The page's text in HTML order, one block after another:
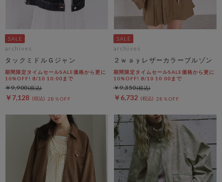
archives
タックミドルＧジャン
期間限定タイムセールSALE価格から更に
10%OFF! 8/10 10:00まで
￥7,128 28％OFF
￥9,900
archives
２ｗａｙレザーカラーブルゾン
期間限定タイムセールSALE価格から更に
10%OFF! 8/10 10:00まで
￥6,732 28％OFF
￥9,350